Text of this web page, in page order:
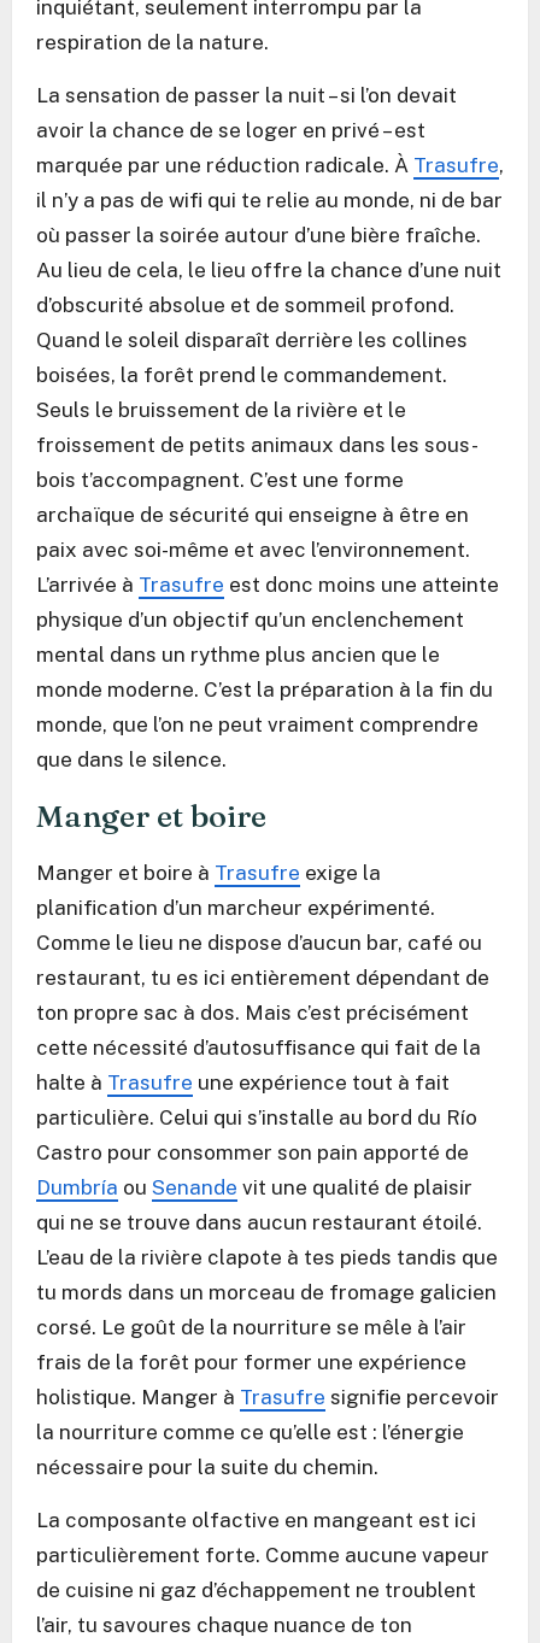
inquiétant, seulement interrompu par la
respiration de la nature.
La sensation de passer la nuit – si l’on devait
avoir la chance de se loger en privé – est
marquée par une réduction radicale. À Trasufre,
il n’y a pas de wifi qui te relie au monde, ni de bar
où passer la soirée autour d’une bière fraîche.
Au lieu de cela, le lieu offre la chance d’une nuit
d’obscurité absolue et de sommeil profond.
Quand le soleil disparaît derrière les collines
boisées, la forêt prend le commandement.
Seuls le bruissement de la rivière et le
froissement de petits animaux dans les sous-
bois t’accompagnent. C’est une forme
archaïque de sécurité qui enseigne à être en
paix avec soi-même et avec l’environnement.
L’arrivée à Trasufre est donc moins une atteinte
physique d’un objectif qu’un enclenchement
mental dans un rythme plus ancien que le
monde moderne. C’est la préparation à la fin du
monde, que l’on ne peut vraiment comprendre
que dans le silence.
Manger et boire
Manger et boire à Trasufre exige la
planification d’un marcheur expérimenté.
Comme le lieu ne dispose d’aucun bar, café ou
restaurant, tu es ici entièrement dépendant de
ton propre sac à dos. Mais c’est précisément
cette nécessité d’autosuffisance qui fait de la
halte à Trasufre une expérience tout à fait
particulière. Celui qui s’installe au bord du Río
Castro pour consommer son pain apporté de
Dumbría ou Senande vit une qualité de plaisir
qui ne se trouve dans aucun restaurant étoilé.
L’eau de la rivière clapote à tes pieds tandis que
tu mords dans un morceau de fromage galicien
corsé. Le goût de la nourriture se mêle à l’air
frais de la forêt pour former une expérience
holistique. Manger à Trasufre signifie percevoir
la nourriture comme ce qu’elle est : l’énergie
nécessaire pour la suite du chemin.
La composante olfactive en mangeant est ici
particulièrement forte. Comme aucune vapeur
de cuisine ni gaz d’échappement ne troublent
l’air, tu savoures chaque nuance de ton